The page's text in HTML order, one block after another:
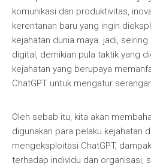
komunikasi dan produktivitas,
kerentanan baru yang ingin
kejahatan dunia maya. jadi,
digital, demikian pula taktik yang
kejahatan yang berupaya
ChatGPT untuk mengatur
Oleh sebab itu, kita akan
digunakan para pelaku kejahatan
mengeksploitasi ChatGPT,
terhadap individu dan organisasi,